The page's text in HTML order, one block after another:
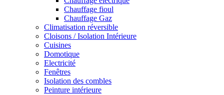
Chauffage fioul
Chauffage Gaz
Climatisation réversible
Cloisons / Isolation Intérieure
Cuisines
Domotique
Electricité
Fenêtres
Isolation des combles
Peinture intérieure